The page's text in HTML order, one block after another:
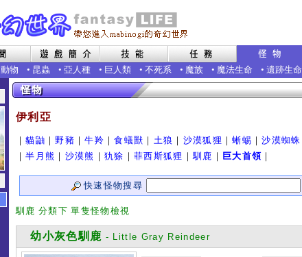
動物 • 昆蟲 • 亞人種 • 巨人類 • 不死系 • 魔族 • 魔法生命 • 遺跡生命
伊利亞
｜貓鼬 ｜野豬 ｜牛羚 ｜食蟻獸 ｜ 土狼 ｜ 沙漠狐狸 ｜蜥蜴 ｜沙漠蜘蛛
｜半月熊 ｜ 沙漠熊 ｜犰狳 ｜菲西斯狐狸 ｜馴鹿 ｜ 巨大首領 ｜
快速怪物搜尋
馴鹿 分類下 單隻怪物檢視
幼小灰色馴鹿 - Little Gray Reindeer